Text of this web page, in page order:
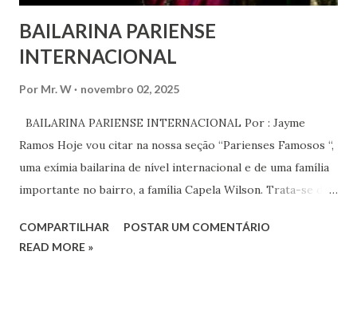
BAILARINA PARIENSE
INTERNACIONAL
Por Mr. W novembro 02, 2025
BAILARINA PARIENSE INTERNACIONAL Por : Jayme
Ramos Hoje vou citar na nossa seção “Parienses Famosos “,
uma exímia bailarina de nível internacional e de uma família
importante no bairro, a família Capela Wilson. Trata-se da
Vamos às informações de seu site : Bailarina e professora
COMPARTILHAR
POSTAR UM COMENTÁRIO
READ MORE »